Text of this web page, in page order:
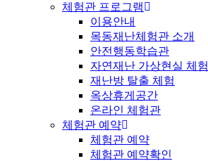
체험관 프로그램
이용안내
목동재난체험관 소개
안전행동학습관
자연재난 가상현실 체험
재난방 탈출 체험
옥상휴게공간
온라인 체험관
체험관 예약
체험관 예약
체험관 예약확인